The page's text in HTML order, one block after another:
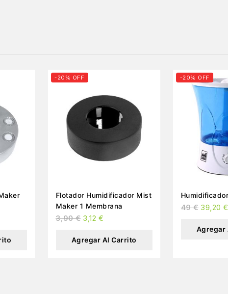
-20% OFF
Flotador Humidificador Mist
Maker 1 Membrana
3,90€ 3,12 €
Agregar Al Carrito
-20% OFF
49€ 39,20€
Agregar